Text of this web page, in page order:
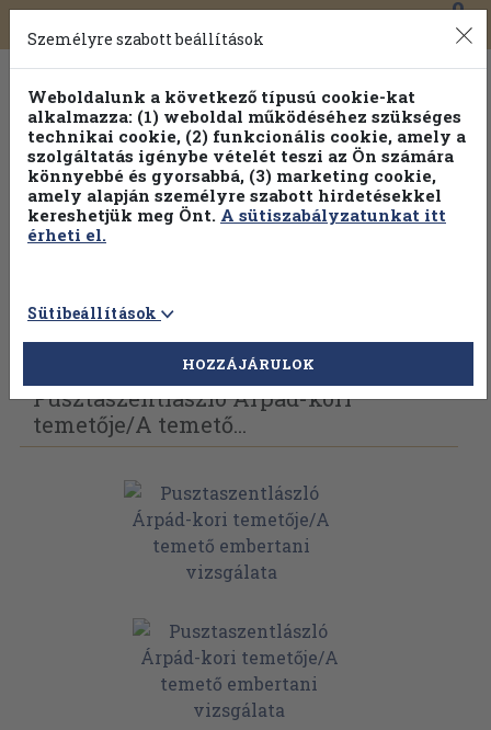
Toggle
navigation
0
Válogasson több mint 30 000 kötet közül
Hobbi témakörökben20% kedvezménnyel!
Vissza az előző oldalra Válasszon példányt
Pusztaszentlászló Árpád-kori
temetője/A temető...
Személyre szabott beállítások
Weboldalunk a következő típusú cookie-kat
alkalmazza: (1) weboldal működéséhez szükséges
technikai cookie, (2) funkcionális cookie, amely a
szolgáltatás igénybe vételét teszi az Ön számára
könnyebbé és gyorsabbá, (3) marketing cookie,
amely alapján személyre szabott hirdetésekkel
kereshetjük meg Önt. A sütiszabályzatunkat itt
érheti el.
Sütibeállítások
HOZZÁJÁRULOK